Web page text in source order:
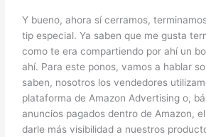
Y bueno, ahora sí cerramos,
tip especial. Ya saben que me gusta
como te era compartiendo por ahí un
ahí. Para este ponos, vamos a hablar
saben, nosotros los vendedores
plataforma de Amazon Advertising o,
anuncios pagados dentro de Amazon,
darle más visibilidad a nuestros